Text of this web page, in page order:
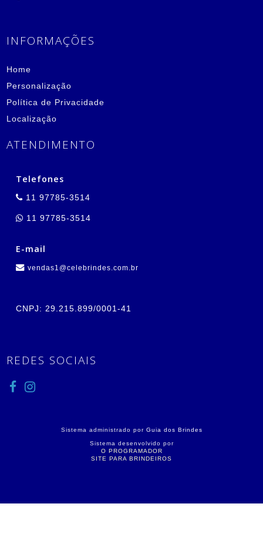
INFORMAÇÕES
Home
Personalização
Política de Privacidade
Localização
ATENDIMENTO
Telefones
11 97785-3514
11 97785-3514
E-mail
vendas1@celebrindes.com.br
CNPJ: 29.215.899/0001-41
REDES SOCIAIS
Sistema administrado por Guia dos Brindes
Sistema desenvolvido por
O PROGRAMADOR
SITE PARA BRINDEIROS